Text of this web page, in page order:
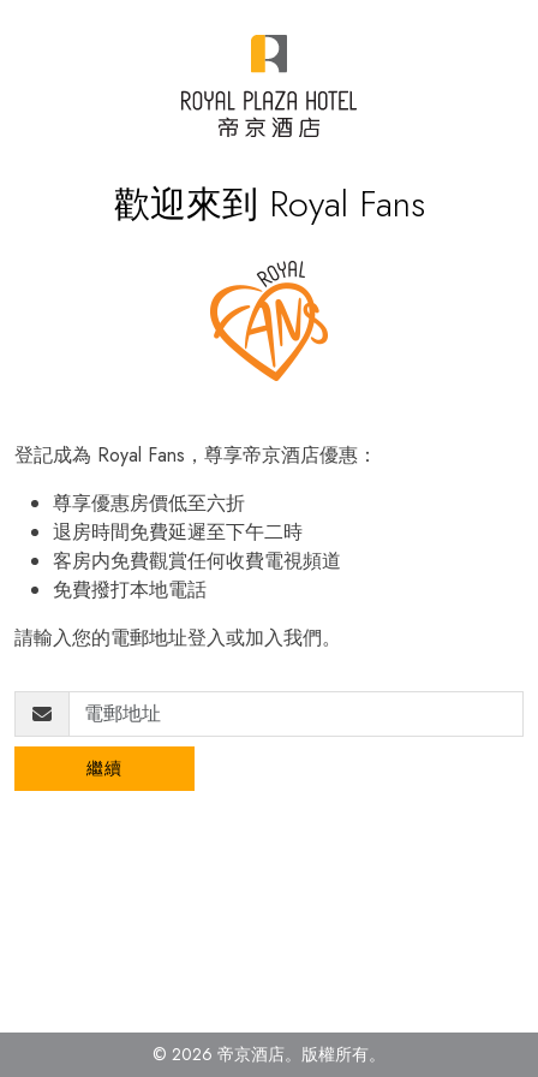
歡迎來到 Royal Fans
登記成為 Royal Fans，尊享帝京酒店優惠：
尊享優惠房價低至六折
退房時間免費延遲至下午二時
客房内免費觀賞任何收費電視頻道
免費撥打本地電話
請輸入您的電郵地址登入或加入我們。
繼續
© 2026 帝京酒店。 版權所有。